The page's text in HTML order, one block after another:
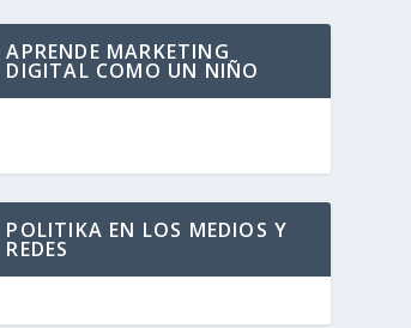
APRENDE MARKETING
DIGITAL COMO UN NIÑO
POLITIKA EN LOS MEDIOS Y
REDES